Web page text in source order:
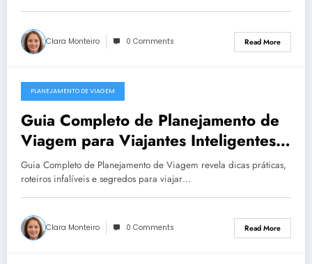
Clara Monteiro 0 Comments Read More
December 23, 2025
PLANEJAMENTO DE VIAGEM
Guia Completo de Planejamento de
Viagem para Viajantes Inteligentes
Dicas Práticas e Roteiros Infalíveis
Guia Completo de Planejamento de Viagem revela dicas práticas,
roteiros infalíveis e segredos para viajar…
Clara Monteiro 0 Comments Read More